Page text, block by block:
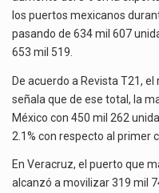
los puertos mexicanos
pasando de 634 mil 607
653 mil 519.
De acuerdo a Revista T21,
señala que de ese total, la
México con 450 mil 262
2.1% con respecto al primer
En Veracruz, el puerto que
alcanzó a movilizar 319 mil